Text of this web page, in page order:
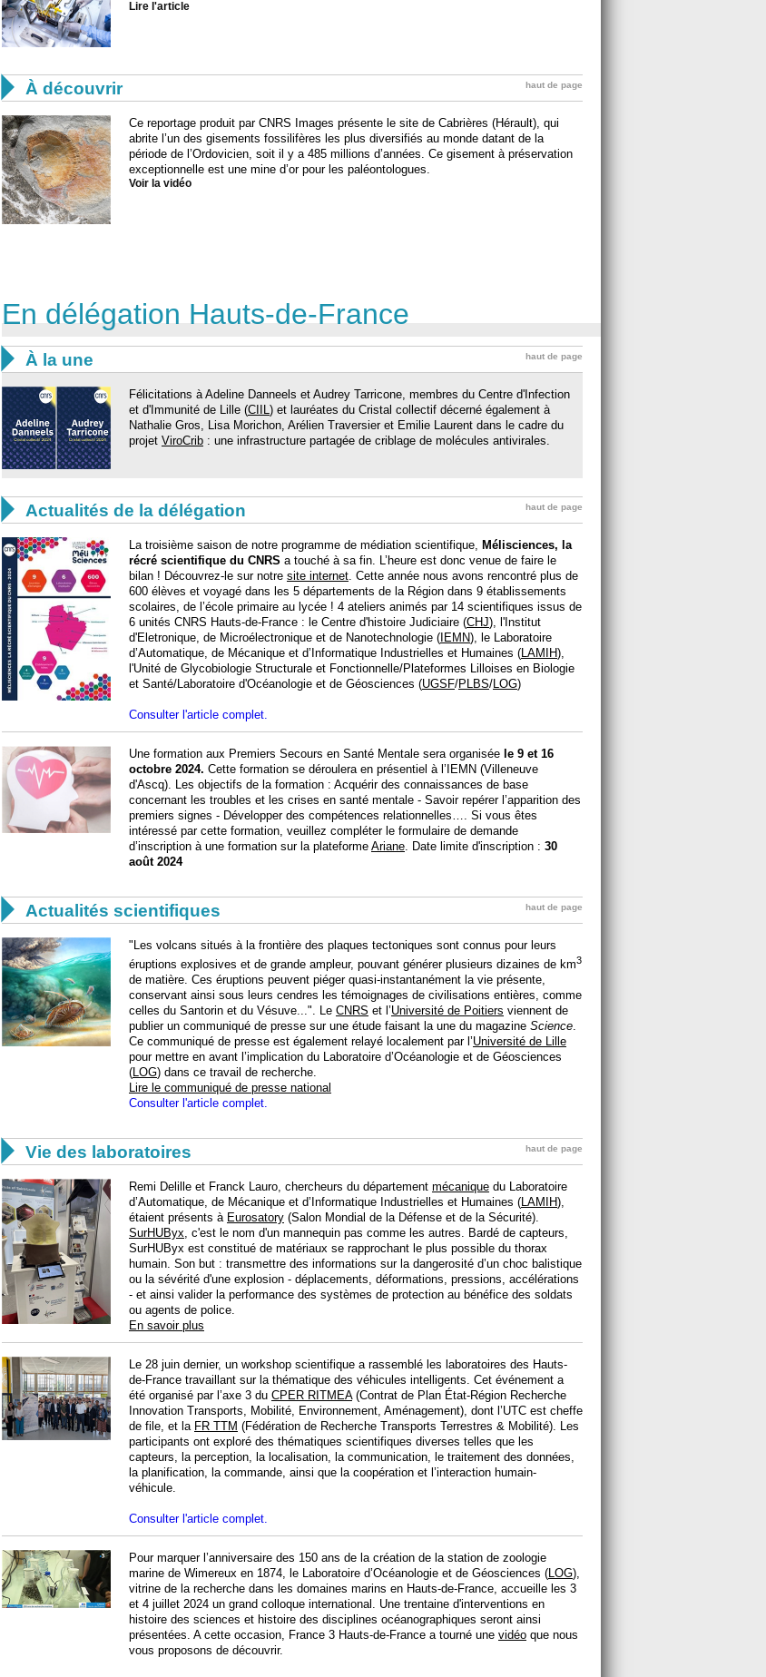
Lire l'article
 À découvrir haut de page
Ce reportage produit par CNRS Images présente le site de Cabrières (Hérault), qui
abrite l’un des gisements fossilifères les plus diversifiés au monde datant de la
période de l’Ordovicien, soit il y a 485 millions d’années. Ce gisement à préservation
exceptionnelle est une mine d’or pour les paléontologues.
Voir la vidéo
En délégation Hauts-de-France
 À la une haut de page
Félicitations à Adeline Danneels et Audrey Tarricone, membres du Centre d'Infection
et d'Immunité de Lille (CIIL) et lauréates du Cristal collectif décerné également à
Nathalie Gros, Lisa Morichon, Arélien Traversier et Emilie Laurent dans le cadre du
projet ViroCrib : une infrastructure partagée de criblage de molécules antivirales.
 Actualités de la délégation haut de page
La troisième saison de notre programme de médiation scientifique, Mélisciences, la
récré scientifique du CNRS a touché à sa fin. L’heure est donc venue de faire le
bilan ! Découvrez-le sur notre site internet . Cette année nous avons rencontré plus de
600 élèves et voyagé dans les 5 départements de la Région dans 9 établissements
scolaires, de l’école primaire au lycée ! 4 ateliers animés par 14 scientifiques issus de
6 unités CNRS Hauts-de-France : le Centre d'histoire Judiciaire (CHJ), l'Institut
d'Eletronique, de Microélectronique et de Nanotechnologie (IEMN), le Laboratoire
d’Automatique, de Mécanique et d’Informatique Industrielles et Humaines (LAMIH),
l'Unité de Glycobiologie Structurale et Fonctionnelle/Plateformes Lilloises en Biologie
et Santé/Laboratoire d'Océanologie et de Géosciences (UGSF/PLBS/LOG)
Consulter l'article complet.
Une formation aux Premiers Secours en Santé Mentale sera organisée le 9 et 16
octobre 2024. Cette formation se déroulera en présentiel à l’IEMN (Villeneuve
d'Ascq). Les objectifs de la formation : Acquérir des connaissances de base
concernant les troubles et les crises en santé mentale - Savoir repérer l’apparition des
premiers signes - Développer des compétences relationnelles…. Si vous êtes
intéressé par cette formation, veuillez compléter le formulaire de demande
d’inscription à une formation sur la plateforme Ariane . Date limite d'inscription : 30
août 2024
 Actualités scientifiques haut de page
"Les volcans situés à la frontière des plaques tectoniques sont connus pour leurs
éruptions explosives et de grande ampleur, pouvant générer plusieurs dizaines de km3
de matière. Ces éruptions peuvent piéger quasi-instantanément la vie présente,
conservant ainsi sous leurs cendres les témoignages de civilisations entières, comme
celles du Santorin et du Vésuve...". Le CNRS et l’Université de Poitiers viennent de
publier un communiqué de presse sur une étude faisant la une du magazine Science
Ce communiqué de presse est également relayé localement par l’Université de Lille
pour mettre en avant l’implication du Laboratoire d’Océanologie et de Géosciences
( LOG) dans ce travail de recherche.
Lire le communiqué de presse national
Consulter l'article complet.
 Vie des laboratoires haut de page
Remi Delille et Franck Lauro, chercheurs du département mécanique du Laboratoire
d’Automatique, de Mécanique et d’Informatique Industrielles et Humaines ( LAMIH),
étaient présents à Eurosatory (Salon Mondial de la Défense et de la Sécurité).
SurHUByx , c'est le nom d'un mannequin pas comme les autres. Bardé de capteurs,
SurHUByx est constitué de matériaux se rapprochant le plus possible du thorax
humain. Son but : transmettre des informations sur la dangerosité d’un choc balistique
ou la sévérité d'une explosion - déplacements, déformations, pressions, accélérations
- et ainsi valider la performance des systèmes de protection au bénéfice des soldats
ou agents de police.
En savoir plus
Le 28 juin dernier, un workshop scientifique a rassemblé les laboratoires des Hauts-
de-France travaillant sur la thématique des véhicules intelligents. Cet événement a
été organisé par l’axe 3 du CPER RITMEA(Contrat de Plan État-Région Recherche
Innovation Transports, Mobilité, Environnement, Aménagement), dont l’UTC est cheffe
de file, et la FR TTM (Fédération de Recherche Transports Terrestres & Mobilité). Les
participants ont exploré des thématiques scientifiques diverses telles que les
capteurs, la perception, la localisation, la communication, le traitement des données,
la planification, la commande, ainsi que la coopération et l’interaction humain-
véhicule.
Consulter l'article complet.
Pour marquer l’anniversaire des 150 ans de la création de la station de zoologie
marine de Wimereux en 1874, le Laboratoire d’Océanologie et de Géosciences ( LOG),
vitrine de la recherche dans les domaines marins en Hauts-de-France, accueille les 3
et 4 juillet 2024 un grand colloque international. Une trentaine d'interventions en
histoire des sciences et histoire des disciplines océanographiques seront ainsi
présentées. A cette occasion, France 3 Hauts-de-France a tourné une vidéo que nous
vous proposons de découvrir.